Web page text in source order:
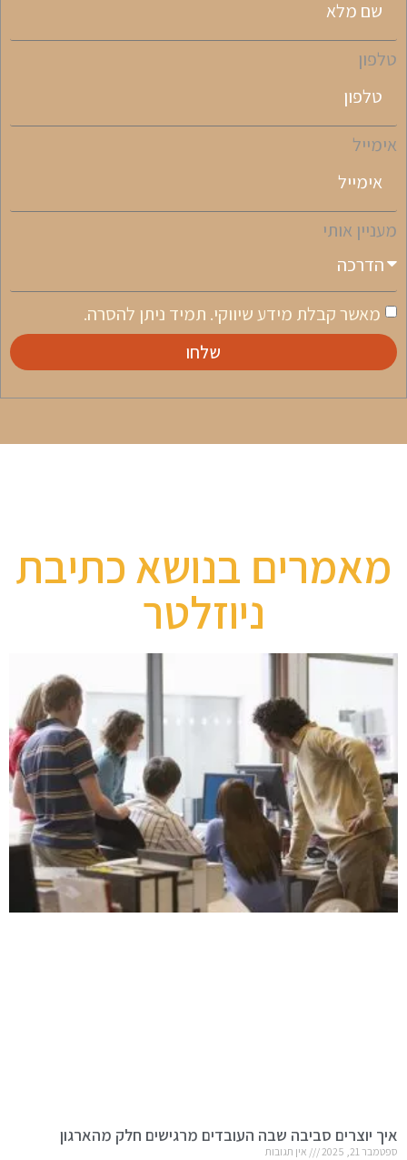
טלפון
אימייל
מעניין אותי
מאשר קבלת מידע שיווקי. תמיד ניתן להסרה.
שלחו
מאמרים בנושא כתיבת
ניוזלטר
איך יוצרים סביבה שבה העובדים מרגישים חלק מהארגון
ספטמבר 21, 2025 אין תגובות